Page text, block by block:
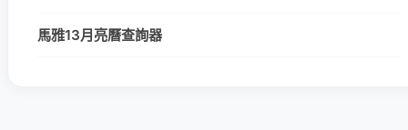
馬雅13月亮曆查詢器